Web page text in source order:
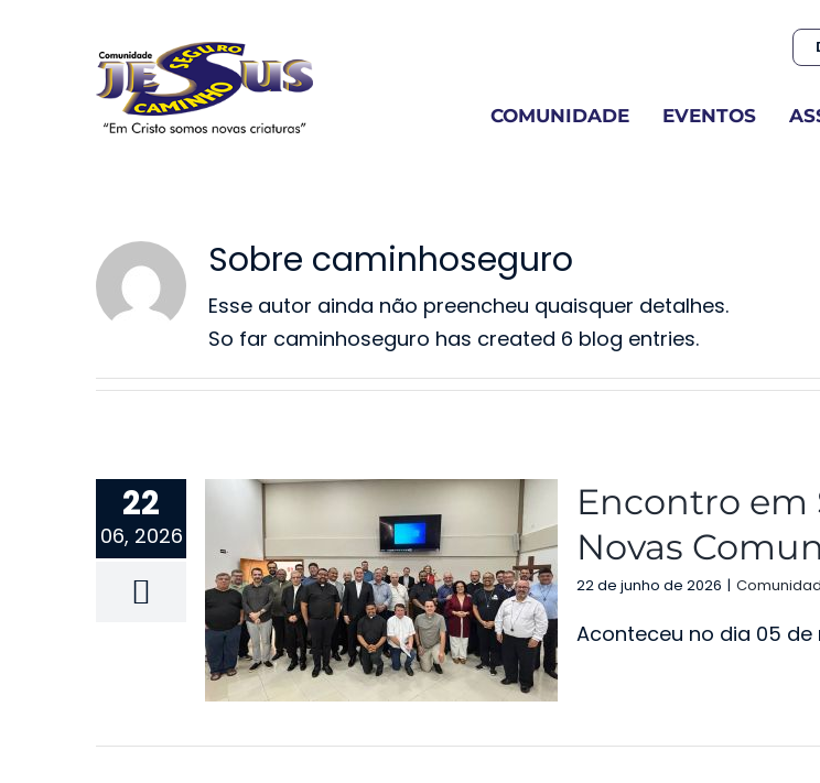
COMUNIDADE EVENTOS
Sobre caminhoseguro
Esse autor ainda não preencheu quaisquer detalhes.
So far caminhoseguro has created 6 blog entries.
22
06, 2026
Encontro em
Novas
22 de junho de 2026 |
Aconteceu no dia 05 de